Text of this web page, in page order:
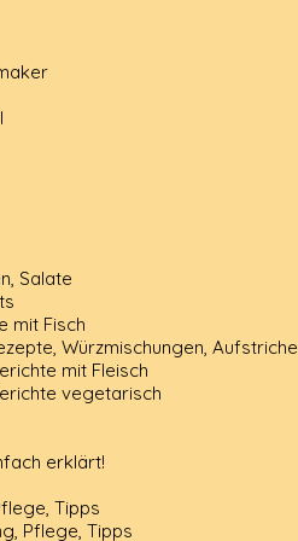
Salate
mit Fisch
Würzmischungen, Aufstriche
mit Fleisch
vegetarisch
erklärt!
Tipps
Pflege, Tipps